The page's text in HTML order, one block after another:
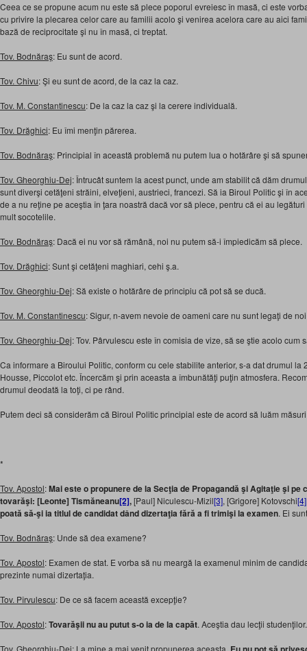
Ceea ce se propune acum nu este să plece poporul evreiesc în masă, ci este
cu privire la plecarea celor care au familii acolo şi venirea acelora care au aici
bază de reciprocitate şi nu în masă, ci treptat.
Tov. Bodnăraş: Eu sunt de acord.
Tov. Chivu: Şi eu sunt de acord, de la caz la caz.
Tov. M. Constantinescu: De la caz la caz şi la cerere individuală.
Tov. Drăghici: Eu îmi menţin părerea.
Tov. Bodnăraş: Principial în această problemă nu putem lua o hotărâre şi să
Tov. Gheorghiu-Dej: Întrucât suntem la acest punct, unde am stabilit că dăm
sunt diverşi cetăţeni străini, elveţieni, austrieci, francezi. Să ia Biroul Politic şi în
de a nu reţine pe aceştia în ţara noastră dacă vor să plece, pentru că ei au
mult socotelile.
Tov. Bodnăraş: Dacă ei nu vor să rămână, noi nu putem să-i împiedicăm să plece.
Tov. Drăghici: Sunt şi cetăţeni maghiari, cehi ş.a.
Tov. Gheorghiu-Dej: Să existe o hotărâre de principiu că pot să se ducă.
Tov. M. Constantinescu: Sigur, n-avem nevoie de oameni care nu sunt legaţi de
Tov. Gheorghiu-Dej: Tov. Pârvulescu este în comisia de vize, să se ştie acolo cum
Ca informare a Biroului Politic, conform cu cele stabilite anterior, s-a dat drumul la
Housse, Piccolot etc. Încercăm şi prin aceasta a îmbunătăţi puţin atmosfera.
drumul deodată la toţi, ci pe rând.
Putem deci să considerăm că Biroul Politic principial este de acord să luăm
*
Tov. Apostol:Mai este o propunere de la Secţia de Propagandă şi Agitaţie şi
tovarăşi: [Leonte] Tismăneanu[2],[Paul] Niculescu-Mizil[3], [Grigore] Kotovschi[4]
poată să-şi ia titlul de candidat dând dizertaţia fără a fi trimişi la examen. Ei
Tov. Bodnăraş: Unde să dea examene?
Tov. Apostol: Examen de stat. E vorba să nu meargă la examenul minim de
prezinte numai dizertaţia.
Tov. Pîrvulescu: De ce să facem această excepţie?
Tov. Apostol:Tovarăşii nu au putut s-o ia de la capăt. Aceştia dau lecţii studenţilor.
Tov. Gheorghiu-Dej: La mine a mai venit propunerea aceasta.